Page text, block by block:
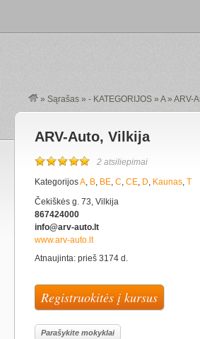
» Sąrašas » - KATEGORIJOS » A »ARV-
ARV-Auto, Vilkija
2 atsiliepimai
KategorijosA, B, BE, C, CE, D, Kaunas, T
Čekiškės g. 73, Vilkija
867424000
info@arv-auto.lt
www.arv-auto.lt
Atnaujinta: prieš 3174 d.
Registruokitės į kursus
Parašykite mokyklai